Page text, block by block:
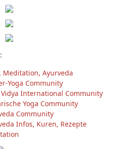
Meditation, Ayurveda
Yoga Community
Vidya International Community
Yoga Community
Community
Infos, Kuren, Rezepte